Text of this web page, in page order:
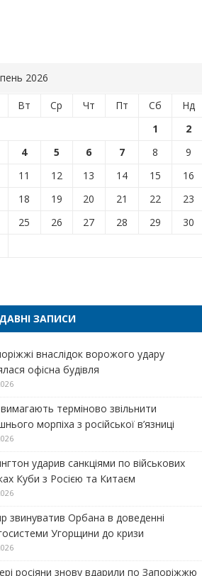
2026
Вт Ср Чт Пт Сб
Нд
1
2
4
5 6 7 8
9
11
12 13 14 15
16
18
19 20 21 22
23
25
26 27 28 29 30
ЗАПИСИ
внаслідок ворожого удару
офісна будівля
терміново звільнити
морпіха з російської в’язниці
ударив санкціями по військових
Куби з Росією та Китаєм
звинуватив Орбана в доведенні
Угорщини до кризи
росіяни знову вдарили по Запоріжжю